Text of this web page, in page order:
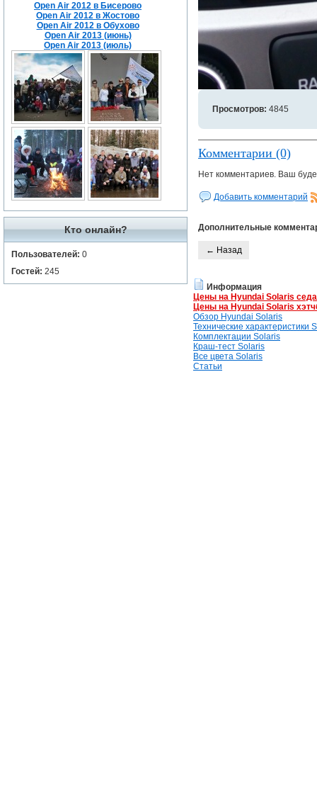
Open Air 2012 в Бисерово
Open Air 2012 в Жостово
Open Air 2012 в Обухово
Open Air 2013 (июнь)
Open Air 2013 (июль)
Кто онлайн?
Пользователей: 0
Гостей: 245
Просмотров: 4845
Комментарии (0)
Нет комментариев. Ваш
Добавить комментарий
Дополнительные
← Назад
Информация
Цены на Hyundai Solaris
Цены на Hyundai Solaris
Обзор Hyundai Solaris
Технические характеристики
Комплектации Solaris
Краш-тест Solaris
Все цвета Solaris
Статьи